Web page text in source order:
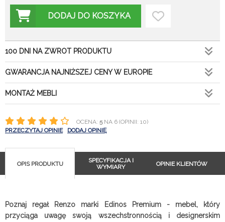
DODAJ DO KOSZYKA
100 DNI NA ZWROT PRODUKTU
GWARANCJA NAJNIŻSZEJ CENY W EUROPIE
MONTAŻ MEBLI
OCENA: 5NA 6 (OPINII: 10)
PRZECZYTAJ OPINIE
DODAJ OPINIĘ
OPIS PRODUKTU
SPECYFIKACJA I
WYMIARY
OPINIE KLIENTÓW
Poznaj regał Renzo marki Edinos Premium - mebel, który
przyciąga uwagę swoją wszechstronnością i designerskim